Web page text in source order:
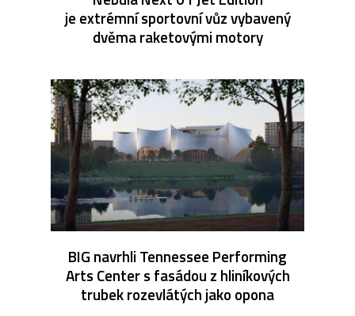
je extrémní sportovní vůz vybavený
dvěma raketovými motory
BIG navrhli Tennessee Performing
Arts Center s fasádou z hliníkových
trubek rozevlátých jako opona